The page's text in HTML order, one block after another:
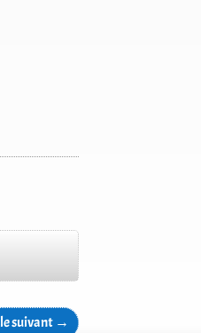
suivant →